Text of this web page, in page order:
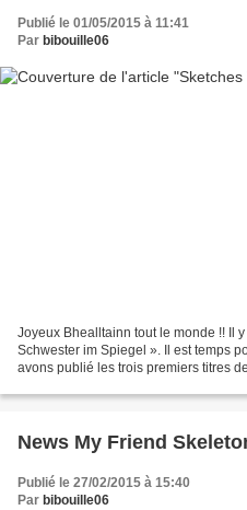
Publié le 01/05/2015 à 11:41
Par bibouille06
Joyeux Bhealltainn tout le monde !! Il
Schwester im Spiegel ». Il est temps
avons publié les trois premiers titres
News My Friend
Publié le 27/02/2015 à 15:40
Par bibouille06